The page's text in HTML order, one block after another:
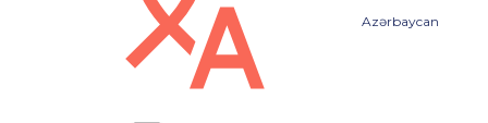
Azərbaycan